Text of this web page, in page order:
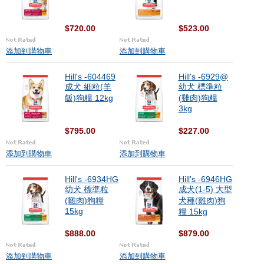
$720.00
添加到購物車
$523.00
添加到購物車
Hill's -604469
成犬 細粒(羊
飯)狗糧 12kg
$795.00
添加到購物車
Hill's -6929@
幼犬 標準粒
(雞肉)狗糧
3kg
$227.00
添加到購物車
Hill's -6934HG
幼犬 標準粒
(雞肉)狗糧
15kg
$888.00
添加到購物車
Hill's -6946HG
成犬(1-5) 大型
犬種(雞肉)狗
糧 15kg
$879.00
添加到購物車